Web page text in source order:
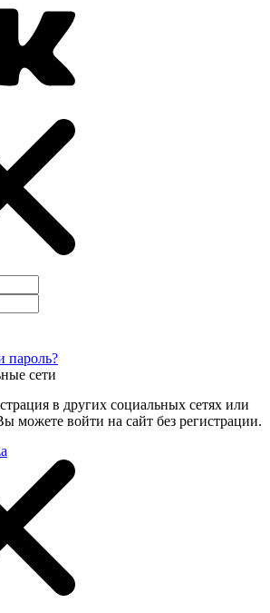
пароль?
сети
в других социальных сетях или
можете войти на сайт без регистрации.